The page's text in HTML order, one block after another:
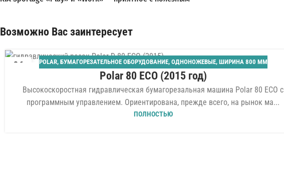
Возможно Вас заинтересует
06 POLAR, БУМАГОРЕЗАТЕЛЬНОЕ ОБОРУДОВАНИЕ, ОДНОНОЖЕВЫЕ, ШИРИНА 800 ММ
Polar 80 ECO (2015 год)
Высокоскоростная гидравлическая бумагорезальная машина Polar 80 ECO с
программным управлением. Ориентирована, прежде всего, на рынок ма...
ПОЛНОСТЬЮ